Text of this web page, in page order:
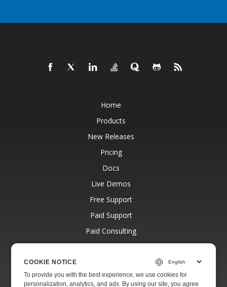
Home
Products
New Releases
Pricing
Docs
Live Demos
Free Support
Paid Support
Paid Consulting
Blog
About
COOKIE NOTICE
To provide you with the best experience, we use cookies for
personalization, analytics, and ads. By using our site, you agree